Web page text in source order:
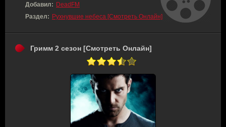
Добавил: DeadFM
Раздел: Рухнувшие небеса [Смотреть Онлайн]
Гримм 2 сезон [Смотреть Онлайн]